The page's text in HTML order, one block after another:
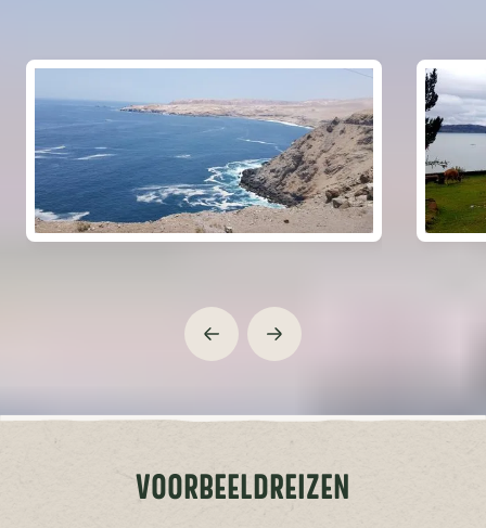
Pre Inca Kuelap & Chachapoyas
Het "nieuwe" Machu Picchu & Cuzco, ga nu!
Rainbow Mountain
Alle kleuren van de regenboog, de weg
erheen is al de moeite waard.
VOORBEELDREIZEN